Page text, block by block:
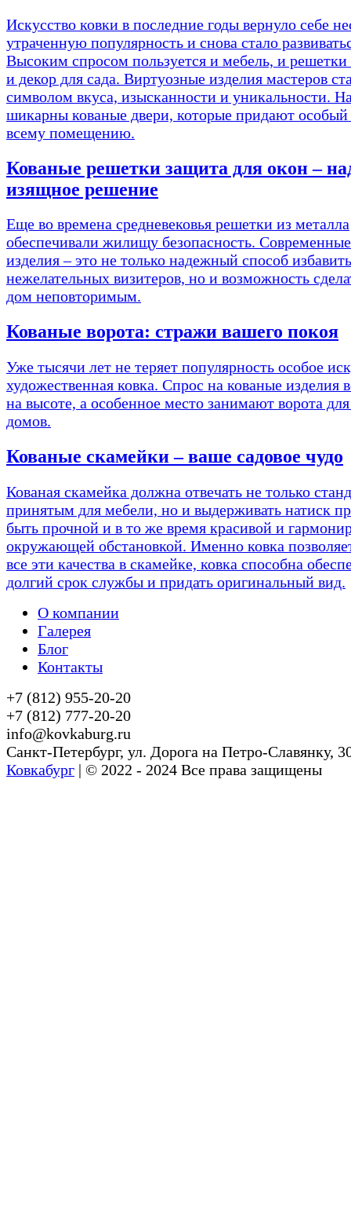
Искусство ковки в последние годы вернуло себе
утраченную популярность и снова стало
Высоким спросом пользуется и мебель, и решетки
и декор для сада. Виртуозные изделия мастеров
символом вкуса, изысканности и уникальности.
шикарны кованые двери, которые придают
всему помещению.
Кованые решетки защита для окон –
изящное решение
Еще во времена средневековья решетки из металла
обеспечивали жилищу безопасность.
изделия – это не только надежный способ
нежелательных визитеров, но и возможность
дом неповторимым.
Кованые ворота: стражи вашего покоя
Уже тысячи лет не теряет популярность особое
художественная ковка. Спрос на кованые изделия
на высоте, а особенное место занимают ворота
домов.
Кованые скамейки – ваше садовое чудо
Кованая скамейка должна отвечать не только
принятым для мебели, но и выдерживать натиск
быть прочной и в то же время красивой и
окружающей обстановкой. Именно ковка
все эти качества в скамейке, ковка способна
долгий срок службы и придать оригинальный вид.
О компании
Галерея
Блог
Контакты
+7 (812) 955-20-20
+7 (812) 777-20-20
info@kovkaburg.ru
Cанкт-Петербург, ул. Дорога на Петро-Славянку,
Ковкабург | © 2022 - 2024 Все права защищены